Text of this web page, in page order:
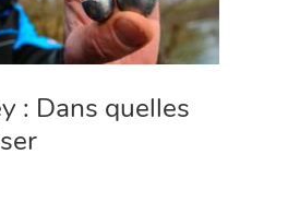
: Dans quelles